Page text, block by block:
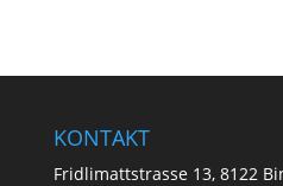
KONTAKT
Fridlimattstrasse 13, 8122